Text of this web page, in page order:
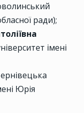
ради);
імені
Юрія